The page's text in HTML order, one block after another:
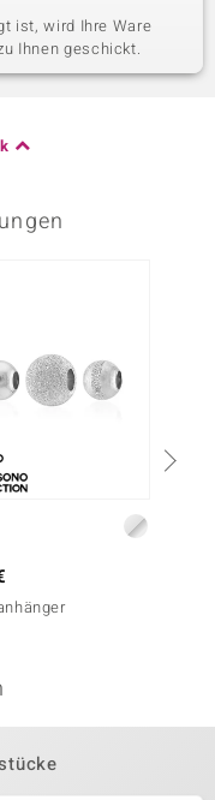
ist, wird Ihre Ware
Ihnen geschickt.